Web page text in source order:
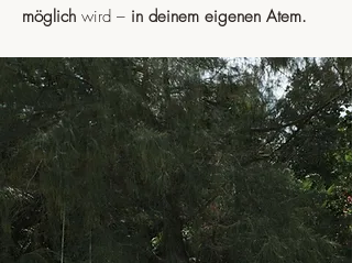
möglich wird – in deinem eigenen Atem.